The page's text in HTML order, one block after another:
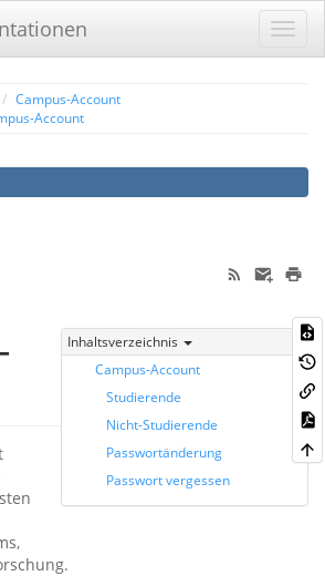
HomeCampus-Account
Account
Inhaltsverzeichnis
Campus-Account
Studierende
Nicht-Studierende
Passwortänderung
Passwort vergessen